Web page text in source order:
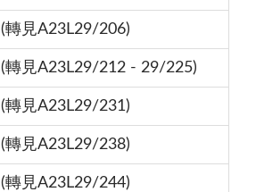
(轉見A23L29/206)
(轉見A23L29/212 - 29/225)
(轉見A23L29/231)
(轉見A23L29/238)
(轉見A23L29/244)